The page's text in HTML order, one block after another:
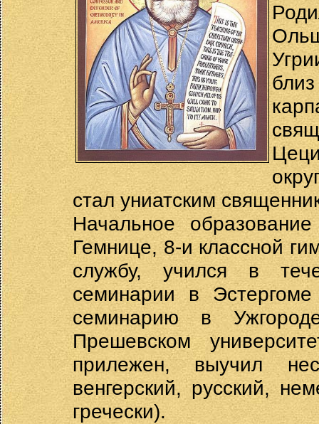
стал униатским
Начальное
Гемнице, 8-и классной
службу, учился в
семинарии в Эстергоме
семинарию в
Прешевском
прилежен, выучил
венгерский, русский,
гречески).